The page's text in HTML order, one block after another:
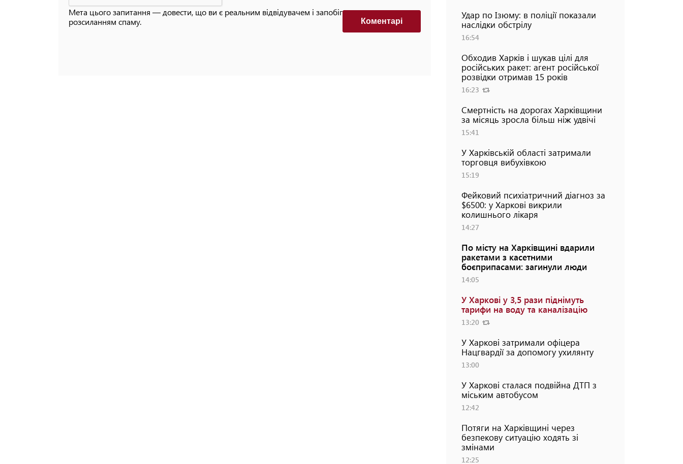
Мета цього запитання — довести, що ви є реальним відвідувачем і запобігти автоматизованим
розсиланням спаму.
Коментарi
Удар по Ізюму: в поліції показали
наслідки обстрілу
16:54
Обходив Харків і шукав цілі для
російських ракет: агент російської
розвідки отримав 15 років
16:23
Смертність на дорогах Харківщини
за місяць зросла більш ніж удвічі
15:41
У Харківській області затримали
торговця вибухівкою
15:19
Фейковий психіатричний діагноз за
$6500: у Харкові викрили
колишнього лікаря
14:27
По місту на Харківщині вдарили
ракетами з касетними
боєприпасами: загинули люди
14:05
У Харкові у 3,5 рази піднімуть
тарифи на воду та каналізацію
13:20
У Харкові затримали офіцера
Нацгвардії за допомогу ухилянту
13:00
У Харкові сталася подвійна ДТП з
міським автобусом
12:42
Потяги на Харківщині через
безпекову ситуацію ходять зі
змінами
12:25